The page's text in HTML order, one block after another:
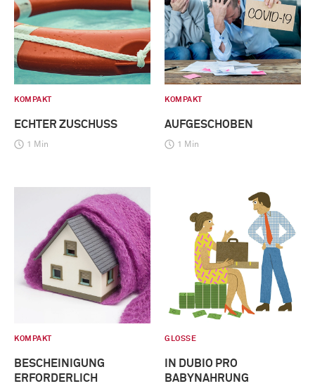
KOMPAKT
ECHTER ZUSCHUSS
1 Min
KOMPAKT
AUFGESCHOBEN
1 Min
KOMPAKT
BESCHEINIGUNG
ERFORDERLICH
GLOSSE
IN DUBIO PRO
BABYNAHRUNG